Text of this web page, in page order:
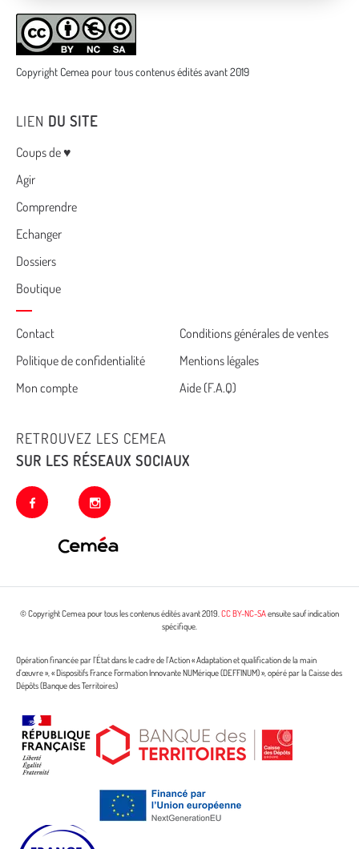
Copyright Cemea pour tous contenus édités avant 2019
LIEN DU SITE
Menu
Coups de ♥
Agir
Comprendre
Echanger
Dossiers
Boutique
Cemea
footer
Contact
Conditions générales de ventes
Politique de confidentialité
Mentions légales
Mon compte
Aide (F.A.Q)
RETROUVEZ LES CEMEA
SUR LES RÉSEAUX SOCIAUX
facebook instagram
© Copyright Cemea pour tous les contenus édités avant 2019.CC BY-NC-SAensuite sauf indication
spécifique.
Opération financée par l’État dans le cadre de l’Action « Adaptation et qualification de la main
d’œuvre », « Dispositifs France Formation Innovante NUMérique (DEFFINUM) », opéré par la Caisse des
Dépôts (Banque des Territoires)